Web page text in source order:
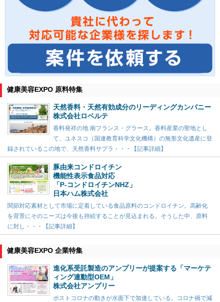
健康美容EXPO 原料特集
天然香料・天然有効成分のリーディングカンパニー
株式会社ロベルテ
香料発祥の地 南フランス・グラース。香料産業の聖地とし
て、ユネスコ（国連教育科学文化機構）の無形文化遺産に登
録されているこの地で、天然香料サプラ・・・【記事詳細】
豚由来コンドロイチン
機能性表示食品対応
「P-コンドロイチンNHZ」
日本ハム株式会社
関節対応素材として市場に定着している食品原料のコンドロイチン。高齢化
を背景にそのニーズは今後も持続することが見込まれる。そうした中、原料
に対し・・・【記事詳細】
健康美容EXPO 企業特集
進化系受託製造のアンプリーが提案する「マーケテ
ィング連動型OEM」
株式会社アンプリー
ポストコロナの動きが水面下で加速している。コロナ禍で減